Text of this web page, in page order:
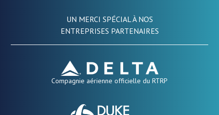
UN MERCI SPÉCIAL À NOS
ENTREPRISES PARTENAIRES
Compagnie aérienne officielle du RTRP